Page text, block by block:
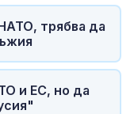
трябва да
и ЕС, но да